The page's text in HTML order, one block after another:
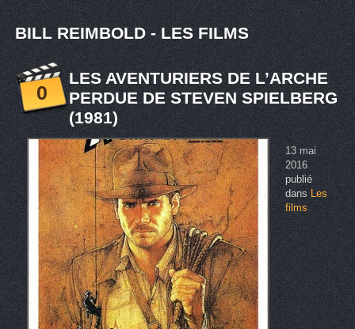
BILL REIMBOLD - LES FILMS
0
LES AVENTURIERS DE L’ARCHE
PERDUE DE STEVEN SPIELBERG
(1981)
13 mai
2016
publié
dansLes
films